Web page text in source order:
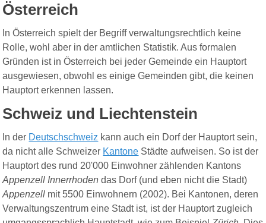
Österreich
In Österreich spielt der Begriff verwaltungsrechtlich keine
Rolle, wohl aber in der amtlichen Statistik. Aus formalen
Gründen ist in Österreich bei jeder Gemeinde ein Hauptort
ausgewiesen, obwohl es einige Gemeinden gibt, die keinen
Hauptort erkennen lassen.
Schweiz und Liechtenstein
In der Deutschschweiz kann auch ein Dorf der Hauptort sein,
da nicht alle Schweizer Kantone Städte aufweisen. So ist der
Hauptort des rund 20'000 Einwohner zählenden Kantons
Appenzell Innerrhodendas Dorf (und eben nicht die Stadt)
Appenzell mit 5500 Einwohnern (2002). Bei Kantonen, deren
Verwaltungszentrum eine Stadt ist, ist der Hauptort zugleich